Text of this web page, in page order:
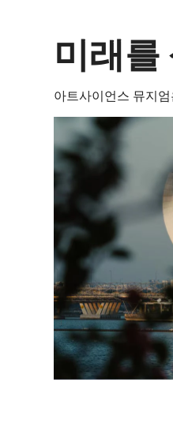
미래를
아트사이언스 뮤지